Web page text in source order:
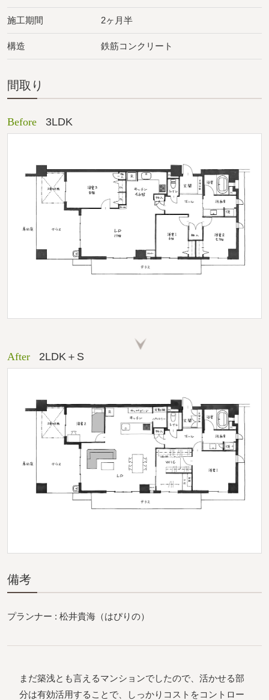
施工期間 2ヶ月半
構造 鉄筋コンクリート
間取り
Before 3LDK
After 2LDK＋S
備考
プランナー : 松井貴海（はぴりの）
まだ築浅とも言えるマンションでしたので、活かせる部
分は有効活用することで、しっかりコストをコントロー